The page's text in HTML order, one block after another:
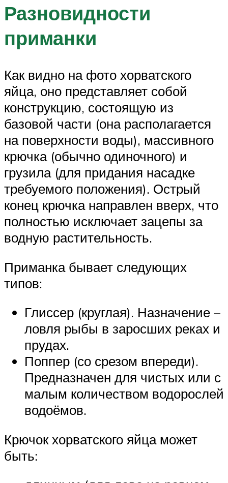
Разновидности
приманки
Как видно на фото хорватского
яйца, оно представляет собой
конструкцию, состоящую из
базовой части (она располагается
на поверхности воды), массивного
крючка (обычно одиночного) и
грузила (для придания насадке
требуемого положения). Острый
конец крючка направлен вверх, что
полностью исключает зацепы за
водную растительность.
Приманка бывает следующих
типов:
Глиссер (круглая). Назначение –
ловля рыбы в заросших реках и
прудах.
Поппер (со срезом впереди).
Предназначен для чистых или с
малым количеством водорослей
водоёмов.
Крючок хорватского яйца может
быть: